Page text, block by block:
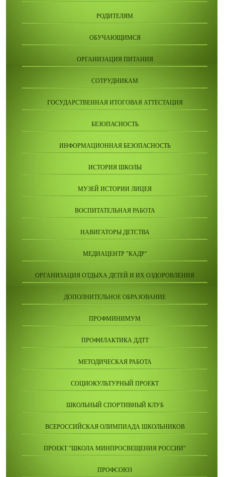
РОДИТЕЛЯМ
ОБУЧАЮЩИМСЯ
ОРГАНИЗАЦИЯ ПИТАНИЯ
СОТРУДНИКАМ
ГОСУДАРСТВЕННАЯ ИТОГОВАЯ АТТЕСТАЦИЯ
БЕЗОПАСНОСТЬ
ИНФОРМАЦИОННАЯ БЕЗОПАСНОСТЬ
ИСТОРИЯ ШКОЛЫ
МУЗЕЙ ИСТОРИИ ЛИЦЕЯ
ВОСПИТАТЕЛЬНАЯ РАБОТА
НАВИГАТОРЫ ДЕТСТВА
МЕДИАЦЕНТР "КАДР"
ОРГАНИЗАЦИЯ ОТДЫХА ДЕТЕЙ И ИХ ОЗДОРОВЛЕНИЯ
ДОПОЛНИТЕЛЬНОЕ ОБРАЗОВАНИЕ
ПРОФМИНИМУМ
ПРОФИЛАКТИКА ДДТТ
МЕТОДИЧЕСКАЯ РАБОТА
СОЦИОКУЛЬТУРНЫЙ ПРОЕКТ
ШКОЛЬНЫЙ СПОРТИВНЫЙ КЛУБ
ВСЕРОССИЙСКАЯ ОЛИМПИАДА ШКОЛЬНИКОВ
ПРОЕКТ "ШКОЛА МИНПРОСВЕЩЕНИЯ РОССИИ"
ПРОФСОЮЗ